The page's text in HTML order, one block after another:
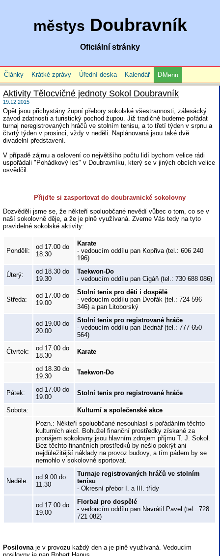
městys Doubravník
Oficiální stránky
Články Krátké zprávy Úřední deska Kalendář Menu
Aktivity Tělocvičné jednoty Sokol Doubravník
19.12.2015
Opět jsou přichystány župní přebory sokolské všestrannosti, zálesácký
závod zdatnosti a turistický pochod župou. Již tradičně budeme pořádat
turnaj neregistrovaných hráčů ve stolním tenisu, a to třetí týden v srpnu a
čtvrtý týden v prosinci, vždy v neděli. Naplánovaná jsou také dvě
divadelní představení.
V případě zájmu a oslovení co největšího počtu lidí bychom velice rádi
uspořádali "Pohádkový les" v Doubravníku, který se v jiných obcích velice
osvědčil.
Přijďte si zasportovat do doubravnické sokolovny
Dozvěděli jsme se, že někteří spoluobčané nevědí vůbec o tom, co se v
naší sokolovně děje, a že je plně využívaná. Zveme Vás tedy na tyto
pravidelné sokolské aktivity:
Pondělí:
od 17.00 do
18.30
Karate
- vedoucím oddílu pan Kopřiva (tel.: 606 240
196)
Úterý:
od 18.30 do
19.30
Taekwon-Do
- vedoucím oddílu pan Cigáň (tel.: 730 688 086)
Středa:
od 17.00 do
19.00
Stolní tenis pro děti i dospělé
- vedoucím oddílu pan Dvořák (tel.: 724 596
346) a pan Litoborský
od 19.00 do
20.00
Stolní tenis pro registrované hráče
- vedoucím oddílu pan Bednář (tel.: 777 650
564)
Čtvrtek:
od 17.00 do
18.30
Karate
od 18.30 do
19.30
Taekwon-Do
Pátek:
od 17.00 do
19.00
Stolní tenis pro registrované hráče
Sobota:
Kulturní a společenské akce
Pozn.: Někteří spoluobčané nesouhlasí s pořádáním těchto
kulturních akcí. Bohužel finanční prostředky získané za
pronájem sokolovny jsou hlavním zdrojem příjmu T. J. Sokol.
Bez těchto finančních prostředků by nešlo pokrýt ani
nejdůležitější náklady na provoz budovy, a tím pádem by se
nemohlo v sokolovně sportovat.
Neděle:
od 9.00 do
11.30
Turnaje registrovaných hráčů ve stolním
tenisu
- Okresní přebor I. a III. třídy
od 17.00 do
19.00
Florbal pro dospělé
- vedoucím oddílu pan Navrátil Pavel (tel.: 728
721 082)
Posilovnaje v provozu každý den a je plně využívaná. Vedoucím